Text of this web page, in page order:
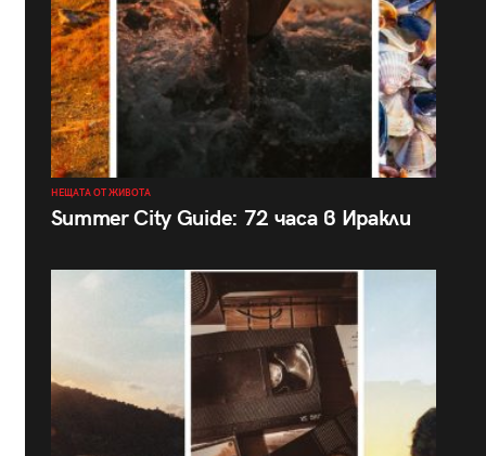
НЕЩАТА ОТ ЖИВОТА
Summer City Guide: 72 часа в Иракли